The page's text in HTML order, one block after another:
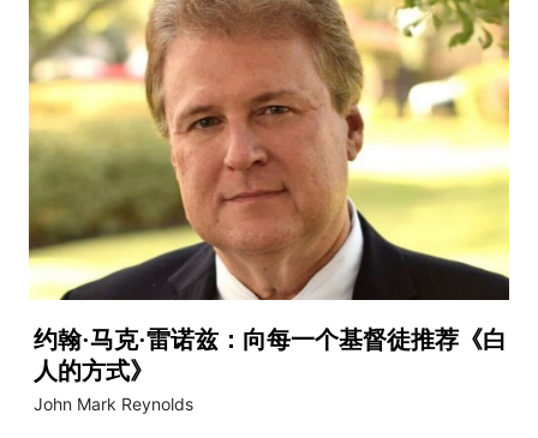
约翰·马克·雷诺兹：向每一个基督徒推荐《白
人的方式》
John Mark Reynolds